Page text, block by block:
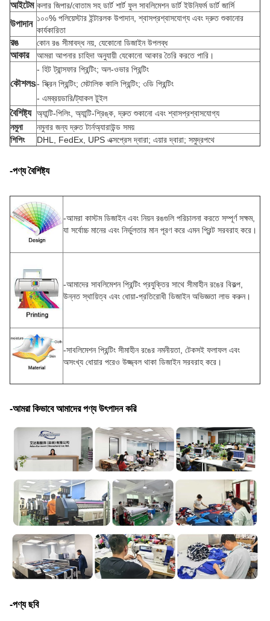
আইটেম কলার জিপার/বোতাম সহ ডার্ট শার্ট ফুল সাবলিমেশন ডার্ট ইউনিফর্ম ডার্ট জার্সি
উপাদান
১০০% পলিয়েস্টার ইন্টারলক উপাদান, শ্বাসপ্রশ্বাসযোগ্য এবং দ্রুত শুকানোর
কার্যকারিতা
রঙ কোন রঙ সীমাবদ্ধ নয়, যেকোনো ডিজাইন উপলব্ধ
আকার আমরা আপনার চাহিদা অনুযায়ী যেকোনো আকার তৈরি করতে পারি।
কৌশলs
- হিট ট্রান্সফার প্রিন্টিং; অল-ওভার প্রিন্টিং
- স্ক্রিন প্রিন্টিং; মেটালিক কালি প্রিন্টিং; ৩ডি প্রিন্টিং
- এমব্রয়ডারি/ট্যাকল টুইল
বৈশিষ্ট্য অ্যান্টি-পিলিং, অ্যান্টি-শ্রিঙ্ক, দ্রুত শুকানো এবং শ্বাসপ্রশ্বাসযোগ্য
নমুনা
নমুনার জন্য দ্রুত টার্নঅ্যারাউন্ড সময়
শিপিং
DHL, FedEx, UPS এক্সপ্রেস দ্বারা; এয়ার দ্বারা; সমুদ্রপথে
-পণ্য বৈশিষ্ট্য
-আমরা কাস্টম ডিজাইন এবং নিয়ন রঙগুলি পরিচালনা করতে সম্পূর্ণ সক্ষম,
যা সর্বোচ্চ মানের এবং নির্ভুলতার মান পূরণ করে এমন প্রিন্ট সরবরাহ করে।
-আমাদের সাবলিমেশন প্রিন্টিং প্রযুক্তির সাথে সীমাহীন রঙের বিকল্প,
উন্নত স্থায়িত্ব এবং ধোয়া-প্রতিরোধী ডিজাইন অভিজ্ঞতা লাভ করুন।
-সাবলিমেশন প্রিন্টিং সীমাহীন রঙের নমনীয়তা, টেকসই ফলাফল এবং
অসংখ্য ধোয়ার পরেও উজ্জ্বল থাকা ডিজাইন সরবরাহ করে।
-আমরা কিভাবে আমাদের পণ্য উৎপাদন করি
-পণ্য ছবি